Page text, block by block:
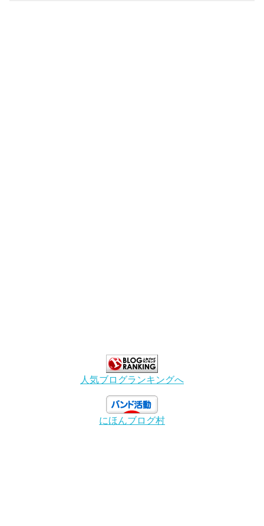
人気ブログランキングへ
にほんブログ村